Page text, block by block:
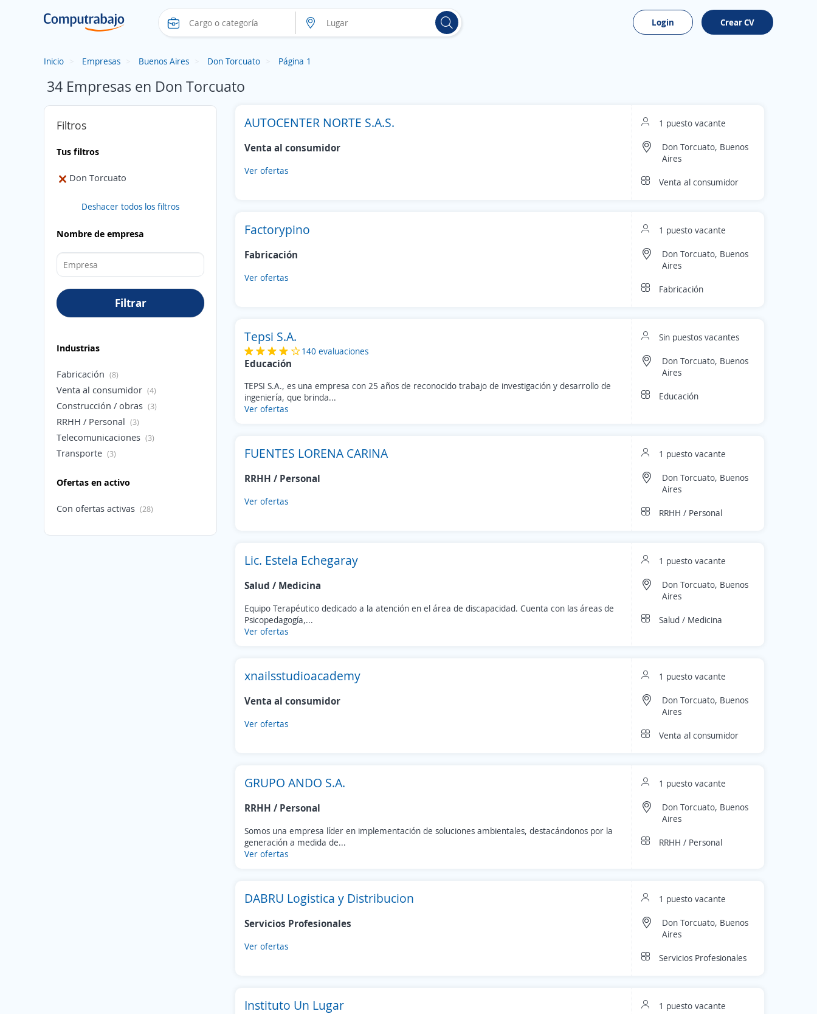
Login Crear CV
Inicio Empresas Buenos Aires Don Torcuato Página 1
34 Empresas en Don Torcuato
Filtros
Tus filtros
Don Torcuato
Deshacer todos los filtros
Nombre de empresa
Filtrar
Industrias
Fabricación (8)
Venta al consumidor (4)
Construcción / obras (3)
RRHH / Personal (3)
Telecomunicaciones (3)
Transporte (3)
Agricultura / Pesca / Ganadería
Servicios Profesionales
Salud / Medicina (1)
Ofertas en activo
Con ofertas activas (28)
AUTOCENTER NORTE S.A.S.
Venta al consumidor
Ver ofertas
1 puesto vacante
Don Torcuato, Buenos
Aires
Venta al consumidor
Factorypino
Fabricación
Ver ofertas
1 puesto vacante
Don Torcuato, Buenos
Aires
Fabricación
Tepsi S.A.
140 evaluaciones
Educación
TEPSI S.A., es una empresa con 25 años de reconocido trabajo de investigación y desarrollo de
ingeniería, que brinda...
Ver ofertas
Sin puestos vacantes
Don Torcuato, Buenos
Aires
Educación
FUENTES LORENA CARINA
RRHH / Personal
Ver ofertas
1 puesto vacante
Don Torcuato, Buenos
Aires
RRHH / Personal
Lic. Estela Echegaray
Salud / Medicina
Equipo Terapéutico dedicado a la atención en el área de discapacidad. Cuenta con las áreas de
Psicopedagogía,...
Ver ofertas
1 puesto vacante
Don Torcuato, Buenos
Aires
Salud / Medicina
xnailsstudioacademy
Venta al consumidor
Ver ofertas
1 puesto vacante
Don Torcuato, Buenos
Aires
Venta al consumidor
GRUPO ANDO S.A.
RRHH / Personal
Somos una empresa líder en implementación de soluciones ambientales, destacándonos por la
generación a medida de...
Ver ofertas
1 puesto vacante
Don Torcuato, Buenos
Aires
RRHH / Personal
DABRU Logistica y Distribucion
Servicios Profesionales
Ver ofertas
1 puesto vacante
Don Torcuato, Buenos
Aires
Servicios Profesionales
Instituto Un Lugar 1 puesto vacante